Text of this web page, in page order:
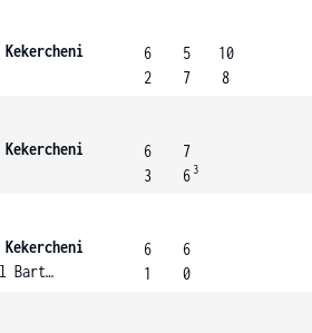
Kekercheni
6
2
5
7
10
8
Kekercheni
6
3
7
6 3
Kekercheni
Guell Bartrina
6
1
6
0